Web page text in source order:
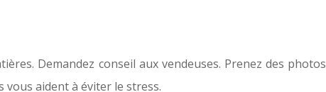
Demandez conseil aux vendeuses. Prenez des
vous aident à éviter le stress.